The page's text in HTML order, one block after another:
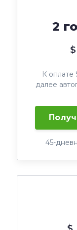
2
$
К оплате
далее
45-